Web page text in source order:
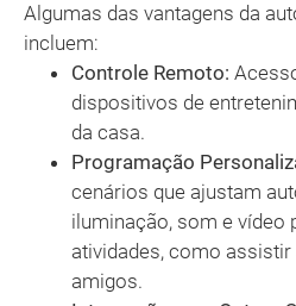
Algumas das vantagens da
incluem:
Controle Remoto:
dispositivos de
da casa.
Programação
cenários que ajustam
iluminação, som e vídeo
atividades, como
amigos.